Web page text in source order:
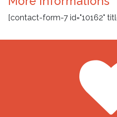
[contact-form-7 id="10162"